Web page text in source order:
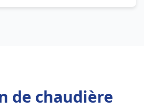
de chaudière